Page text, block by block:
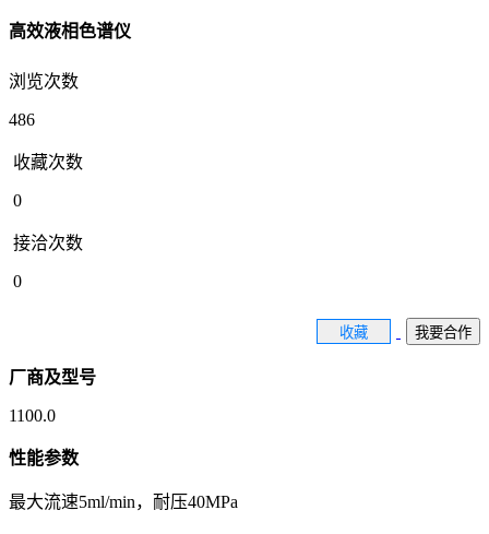
高效液相色谱仪
浏览次数
486
收藏次数
0
接洽次数
0
收藏 我要合作
厂商及型号
1100.0
性能参数
最大流速5ml/min，耐压40MPa